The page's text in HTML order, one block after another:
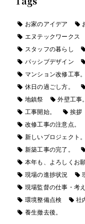
お家のアイデア
エヌテックワークス
スタッフの暮らし
パッシブデザイン
マンション改修工事。
休日の過ごし方。
地鎮祭
外壁工事。
工事開始。
挨拶
改修工事の注意点。
新しいプロジェクト。
新築工事の完了。
本年も、よろしくお
現場の進捗状況
現場監督の仕事・考え
環境整備点検
社
養生撤去後。